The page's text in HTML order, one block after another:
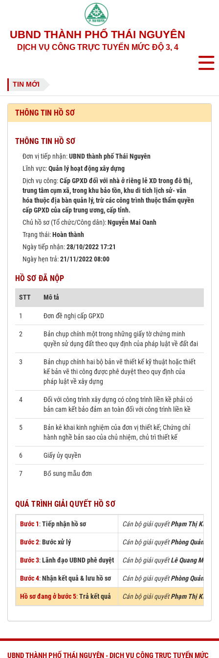
UBND THÀNH PHỐ THÁI NGUYÊN
DỊCH VỤ CÔNG TRỰC TUYẾN MỨC ĐỘ 3, 4
TIN MỚI
THÔNG TIN HỒ SƠ
THÔNG TIN HỒ SƠ
Đơn vị tiếp nhận:UBND thành phố Thái Nguyên
Lĩnh vực:Quản lý hoạt động xây dựng
Dịch vụ công:Cấp GPXD đối với nhà ở riêng lẻ XD trong đô thị,
trung tâm cụm xã, trong khu bảo tồn, khu di tích lịch sử- văn
hóa thuộc địa bàn quản lý, trừ các công trình thuộc thẩm quyền
cấp GPXD của cấp trung ương, cấp tỉnh.
Chủ hồ sơ (Tổ chức/Công dân):Nguyễn Mai Oanh
Trạng thái:Hoàn thành
Ngày tiếp nhận:28/10/2022 17:21
Ngày hẹn trả:21/11/2022 08:00
HỒ SƠ ĐÃ NỘP
STT Mô tả
1 Đơn đề nghị cấp GPXD
2
Bản chụp chính một trong những giấy tờ chứng minh
quyền sử dụng đất theo quy định của pháp luật về đất đai
3
Bản chụp chính hai bộ bản vẽ thiết kế kỹ thuật hoặc thiết
kế bản vẽ thi công được phê duyệt theo quy định của
pháp luật về xây dựng
4
Đối với công trình xây dựng có công trình liền kề phải có
bản cam kết bảo đảm an toàn đối với công trình liền kề
5
Bản kê khai kinh nghiệm của đơn vị thiết kế; Chứng chỉ
hành nghề bản sao của chủ nhiệm, chủ trì thiết kế
6 Giấy ủy quyền
7 Bổ sung mẫu đơn
QUÁ TRÌNH GIẢI QUYẾT HỒ SƠ
Bước 1:Tiếp nhận hồ sơ Cán bộ giải quyếtPhạm Thị Kiều
Bước 2:Bước xử lý Cán bộ giải quyếtPhòng Quản Lý
Bước 3:Lãnh đạo UBND phê duyệt Cán bộ giải quyếtLê Quang Minh
Bước 4:Nhận kết quả & lưu hồ sơ Cán bộ giải quyếtPhòng Quản Lý
Hồ sơ đang ở bước 5:Trả kết quả Cán bộ giải quyếtPhạm Thị Kiều
UBND THÀNH PHỐ THÁI NGUYÊN - DỊCH VỤ CÔNG TRỰC TUYẾN MỨC